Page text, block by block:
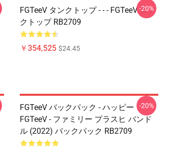
FGTeeV タンクトップ - - - FGTeeV タン
クトップ RB2709
￥354,525 $24.45
-20%
FGTeeV バックパック - ハッピー
FGTeeV - ファミリー プラスヒ バンド
ル (2022) バックパック RB2709
-20%